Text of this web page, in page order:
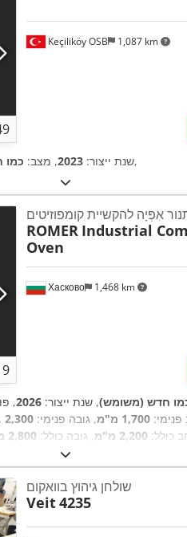
Keçiliköy OSB 1,087 km
שנת ייצור: 2023, מצב: ,
9
Хасково 1,468 km
אִפְּיָה להקשיית קומפוזיטים
ROMER Industrial
Oven
חדש (משומש), שנת ייצור: 2026
,
פנימי: 1,700 מ"מ , גובה פנימי: 2,300
כולל: 2,200 מ"מ , גובה כולל: 2,800 מ"מ
שולחן גיהוץ בוואקום
Veit4235